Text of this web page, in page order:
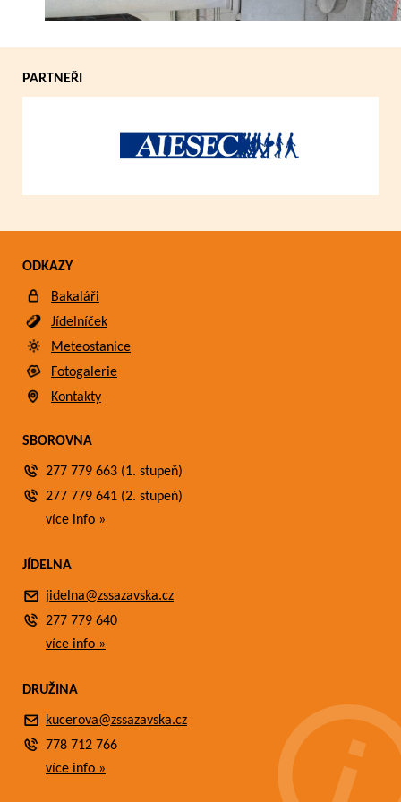
PARTNEŘI
ODKAZY
Bakaláři
Jídelníček
Meteostanice
Fotogalerie
Kontakty
SBOROVNA
277 779 663 (1. stupeň)
277 779 641 (2. stupeň)
více info »
JÍDELNA
jidelna@zssazavska.cz
277 779 640
více info »
DRUŽINA
kucerova@zssazavska.cz
778 712 766
více info »